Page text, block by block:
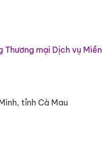
Thương mại Dịch vụ Miền
tỉnh Cà Mau